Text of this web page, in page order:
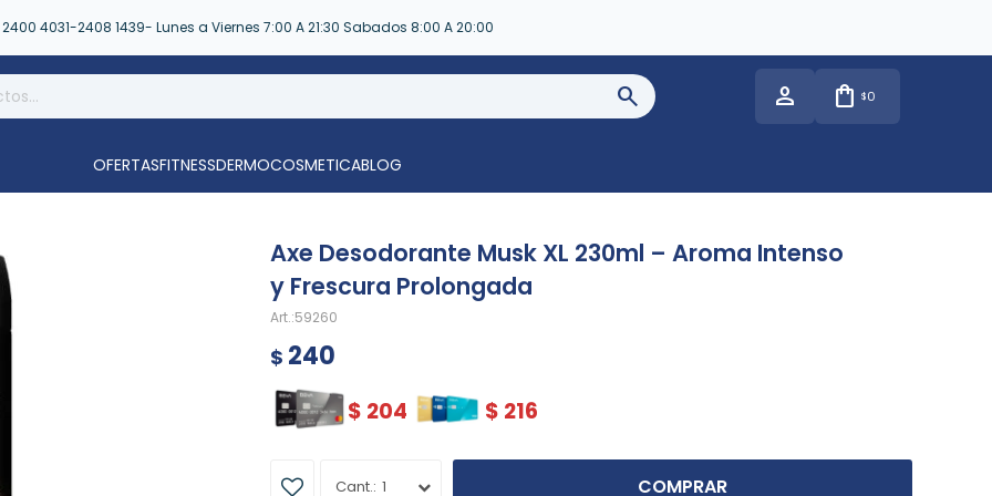
2400 4031-2408 1439- Lunes a Viernes 7:00 A 21:30 Sabados 8:00 A 20:00
$0
OFERTASFITNESSDERMOCOSMETICABLOG
Axe Desodorante Musk XL 230ml – Aroma Intenso
y Frescura Prolongada
59260
$ 240
$ 204 $ 216
1 COMPRAR